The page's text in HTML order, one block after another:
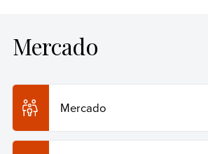
Mercado
Mercado